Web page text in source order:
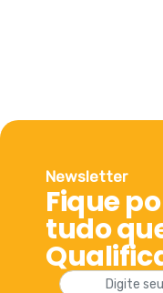
Newsletter
Fique
tudo